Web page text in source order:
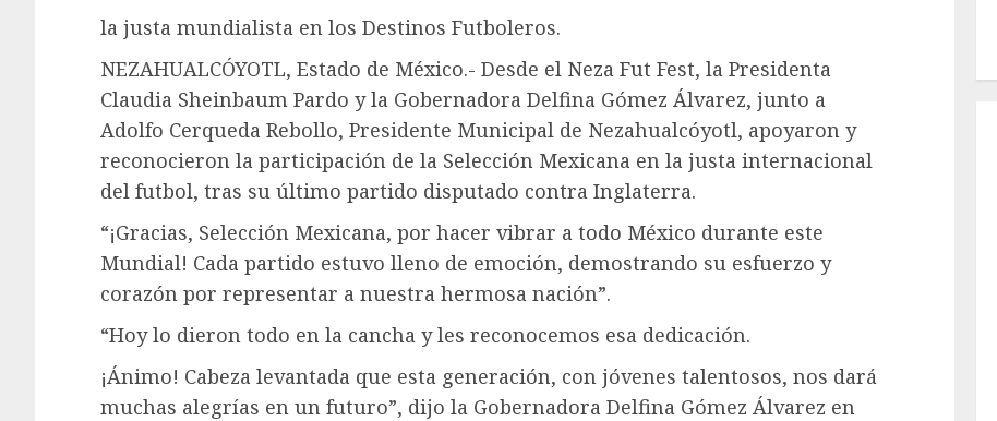
la justa mundialista en los Destinos Futboleros.
NEZAHUALCÓYOTL, Estado de México.- Desde el Neza Fut Fest, la Presidenta
Claudia Sheinbaum Pardo y la Gobernadora Delfina Gómez Álvarez, junto a
Adolfo Cerqueda Rebollo, Presidente Municipal de Nezahualcóyotl, apoyaron y
reconocieron la participación de la Selección Mexicana en la justa internacional
del futbol, tras su último partido disputado contra Inglaterra.
“¡Gracias, Selección Mexicana, por hacer vibrar a todo México durante este
Mundial! Cada partido estuvo lleno de emoción, demostrando su esfuerzo y
corazón por representar a nuestra hermosa nación”.
“Hoy lo dieron todo en la cancha y les reconocemos esa dedicación.
¡Ánimo! Cabeza levantada que esta generación, con jóvenes talentosos, nos dará
muchas alegrías en un futuro”, dijo la Gobernadora Delfina Gómez Álvarez en